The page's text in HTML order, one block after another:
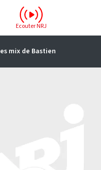
Ecouter NRJ
mix de Bastien